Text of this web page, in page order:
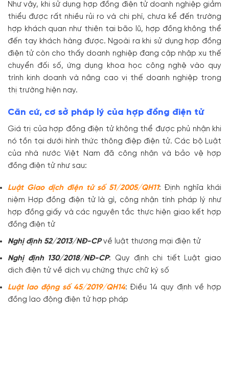
Như vậy, khi sử dụng hợp đồng điện tử doanh nghiệp giảm
thiểu được rất nhiều rủi ro và chi phí, chưa kể đến trường
hợp khách quan như thiên tai bão lũ, hợp đồng không thể
đến tay khách hàng được. Ngoài ra khi sử dụng hợp đồng
điện tử còn cho thấy doanh nghiệp đang cập nhập xu thế
chuyển đối số, ứng dụng khoa học công nghệ vào quy
trình kinh doanh và nâng cao vị thế doanh nghiệp trong
thị trường hiện nay.
Căn cứ, cơ sở pháp lý của hợp đồng điện tử
Giá trị của hợp đồng điện tử không thể được phủ nhận khi
nó tồn tại dưới hình thức thông điệp điện tử. Các bộ Luật
của nhà nước Việt Nam đã công nhận và bảo vệ hợp
đồng điện tử như sau:
Luật Giao dịch điện tử số 51/2005/QH11: Định nghĩa khái
niệm Hợp đồng điện tử là gì, công nhận tính pháp lý như
hợp đồng giấy và các nguyên tắc thực hiện giao kết hợp
đồng điện tử
Nghị định 52/2013/NĐ-CPvề luật thương mại điện tử
Nghị định 130/2018/NĐ-CP: Quy định chi tiết Luật giao
dịch điện tử về dịch vụ chứng thực chữ ký số
Luật lao động số 45/2019/QH14: Điều 14 quy định về hợp
đồng lao động điện tử hợp pháp